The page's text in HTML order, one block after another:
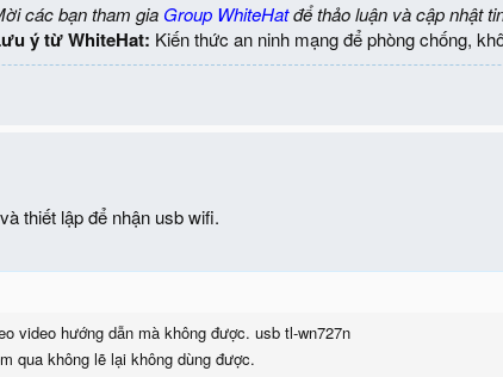
các bạn tham gia Group WhiteHatđể thảo luận và cập nhật
ý từ WhiteHat: Kiến thức an ninh mạng để phòng chống,
thiết lập để nhận usb wifi.
video hướng dẫn mà không được. usb tl-wn727n
qua không lẽ lại không dùng được.